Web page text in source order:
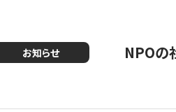
お知らせ NPOの